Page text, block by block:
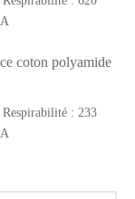
coton polyamide
: 233